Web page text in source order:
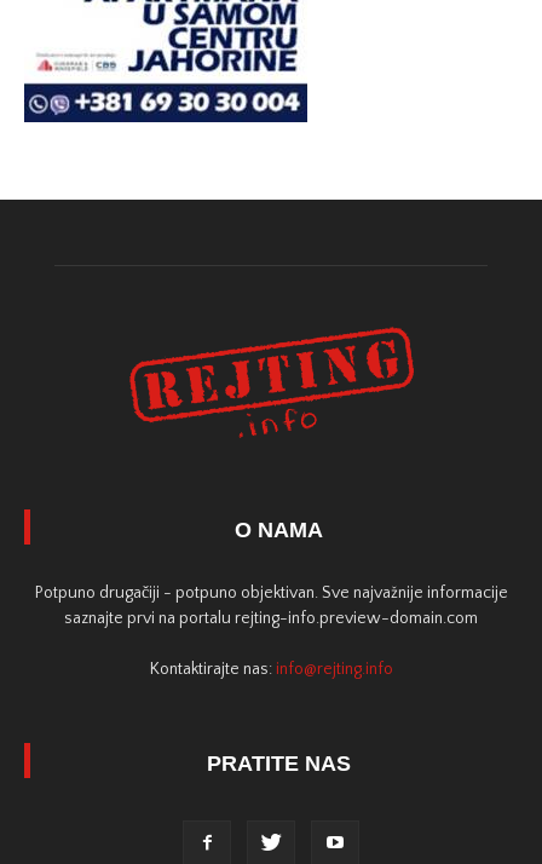
O NAMA
Potpuno drugačiji - potpuno objektivan. Sve najvažnije informacije
saznajte prvi na portalu rejting-info.preview-domain.com
Kontaktirajte nas: info@rejting.info
PRATITE NAS